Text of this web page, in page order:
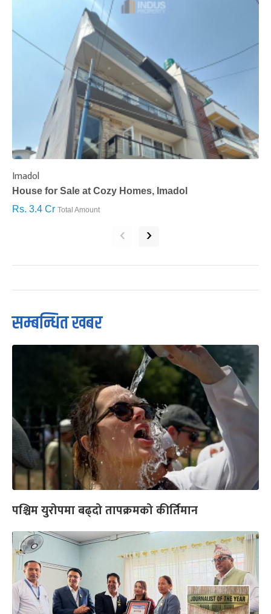
Imadol
House for Sale at Cozy Homes, Imadol
Rs. 3.4 Cr Total Amount
‹ ›
सम्बन्धित खबर
पश्चिम युरोपमा बढ्दो तापक्रमको कीर्तिमान